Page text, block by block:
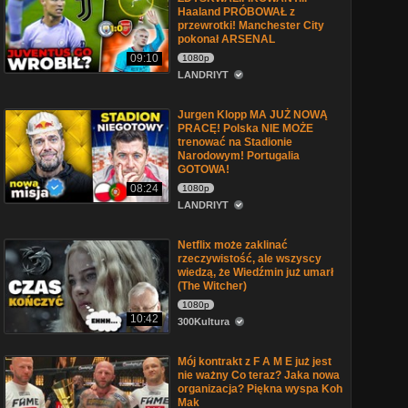
09:10
Haaland PRÓBOWAŁ z
przewrotki! Manchester City
pokonał ARSENAL
1080p
LANDRIYT
08:24
Jurgen Klopp MA JUŻ NOWĄ
PRACĘ! Polska NIE MOŻE
trenować na Stadionie
Narodowym! Portugalia
GOTOWA!
1080p
LANDRIYT
10:42
Netflix może zaklinać
rzeczywistość, ale wszyscy
wiedzą, że Wiedźmin już umarł
(The Witcher)
1080p
300Kultura
Mój kontrakt z F A M E już jest
nie ważny Co teraz? Jaka nowa
organizacja? Piękna wyspa Koh
Mak